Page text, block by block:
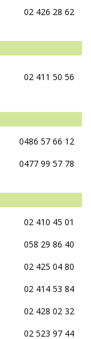
02 426 28 62
02 411 50 56
0486 57 66 12
0477 99 57 78
02 410 45 01
058 29 86 40
02 425 04 80
02 414 53 84
02 428 02 32
02 523 97 44